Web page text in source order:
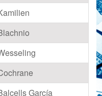
García